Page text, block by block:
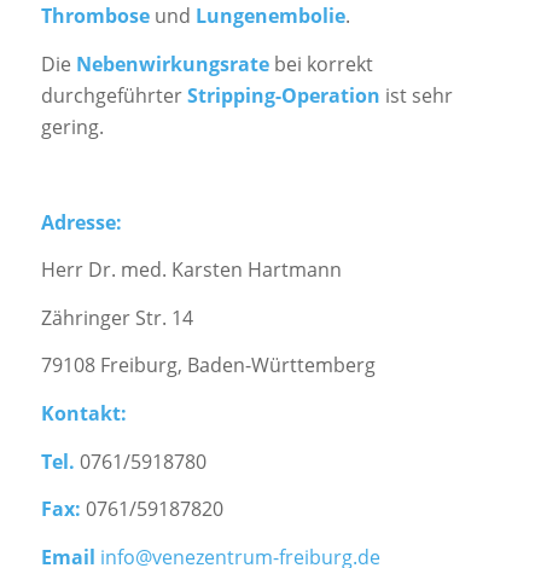
Thromboseund Lungenembolie.
Die Nebenwirkungsratebei korrekt
durchgeführterStripping-Operation ist sehr
gering.
Adresse:
Herr Dr. med. Karsten Hartmann
Zähringer Str. 14
79108 Freiburg, Baden-Württemberg
Kontakt:
Tel. 0761/5918780
Fax: 0761/59187820
Email info@venezentrum-freiburg.de